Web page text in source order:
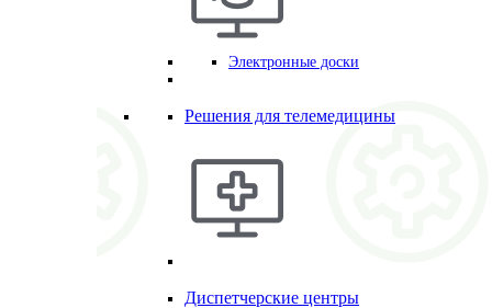
Электронные доски
Решения для телемедицины
Диспетчерские центры